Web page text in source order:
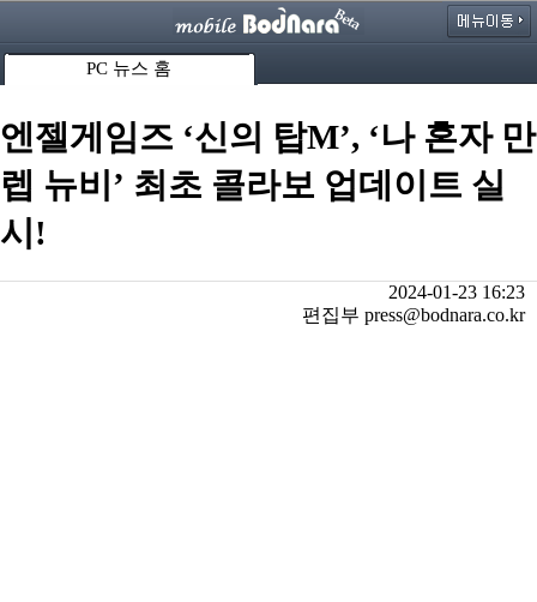
PC 뉴스 홈
엔젤게임즈 ‘신의 탑M’, ‘나 혼자 만
렙 뉴비’ 최초 콜라보 업데이트 실
시!
2024-01-23 16:23
편집부 press@bodnara.co.kr